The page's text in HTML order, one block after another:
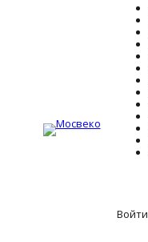
Войти